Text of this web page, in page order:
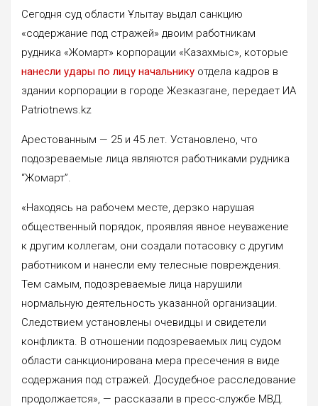
Сегодня суд области Ұлытау выдал санкцию
«содержание под стражей» двоим работникам
рудника «Жомарт» корпорации «Казахмыс», которые
нанесли удары по лицу начальнику отдела кадров в
здании корпорации в городе Жезказгане, передает ИА
Patriotnews.kz
Арестованным — 25 и 45 лет. Установлено, что
подозреваемые лица являются работниками рудника
“Жомарт”.
«Находясь на рабочем месте, дерзко нарушая
общественный порядок, проявляя явное неуважение
к другим коллегам, они создали потасовку с другим
работником и нанесли ему телесные повреждения.
Тем самым, подозреваемые лица нарушили
нормальную деятельность указанной организации.
Следствием установлены очевидцы и свидетели
конфликта. В отношении подозреваемых лиц судом
области санкционирована мера пресечения в виде
содержания под стражей. Досудебное расследование
продолжается», — рассказали в пресс-службе МВД.